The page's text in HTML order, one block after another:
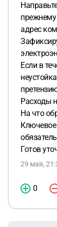
прежнему
адрес
Если в
Расходы
На что
Ключевое
Готов
29 мая,
0